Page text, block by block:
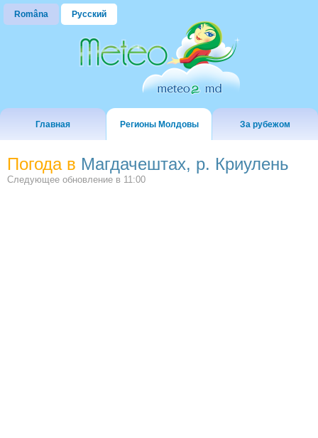
Româna Русский
Главная Регионы Молдовы За рубежом
Погода в Магдачештах, р. Криулень
Следующее обновление в 11:00